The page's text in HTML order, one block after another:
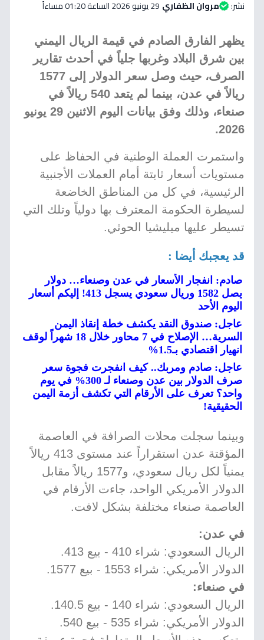
نشر: مروان الظفاري 29 يونيو 2026 الساعة 01:20 مساءاً
يظهر الفارق الصادم في قيمة الريال اليمني
بين شرق البلاد وغربها جلياً في أحدث تقارير
الصرف، حيث وصل سعر الدولار إلى 1577
ريالاً في عدن، بينما لم يتعد 540 ريالاً في
صنعاء، وذلك وفق بيانات اليوم الاثنين 29 يونيو
2026.
واستمرت العملة الوطنية في الحفاظ على
مستويات أسعار ثابتة أمام العملات الأجنبية
الرئيسية، في كل من المناطق الخاضعة
لسيطرة الحكومة المعترف بها دولياً وتلك التي
تسيطر عليها ميليشيا الحوثي.
قد يعجبك أيضا :
صادم: انفجار الأسعار في عدن وصنعاء… دولار
يصل 1582 وريال سعودي يسجل 413! إليكم أسعار
اليوم الأحد
عاجل: صندوق النقد يكشف خطة إنقاذ اليمن
السرية… الإصلاح في 7 محاور خلال 18 شهراً لوقف
انهيار اقتصادي بـ1.5%
عاجل: صادم ومربك.. كيف انفجرت فجوة سعر
صرف الدولار بين عدن وصنعاء لـ 300% في يوم
واحد؟ تعرف على الأرقام التي تكشف أزمة اليمن
الحقيقية!
وبينما سجلت محلات الصرافة في العاصمة
المؤقتة عدن استقراراً عند مستوى 413 ريالاً
يمنياً لكل ريال سعودي، و1577 ريالاً مقابل
الدولار الأمريكي الواحد، جاءت الأرقام في
العاصمة صنعاء مختلفة بشكل لافت.
في عدن:
الريال السعودي: شراء 410 - بيع 413.
الدولار الأمريكي: شراء 1553 - بيع 1577.
في صنعاء:
الريال السعودي: شراء 140 - بيع 140.5.
الدولار الأمريكي: شراء 535 - بيع 540.